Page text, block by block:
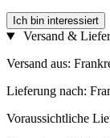
Ich bin interessiert
Versand &
Versand aus:
Lieferung nach:
Voraussichtliche